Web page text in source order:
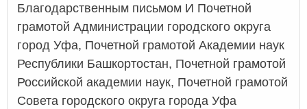
Благодарственным письмом И Почетной
грамотой Администрации городского округа
город Уфа, Почетной грамотой Академии наук
Республики Башкортостан, Почетной грамотой
Российской академии наук, Почетной грамотой
Совета городского округа города Уфа